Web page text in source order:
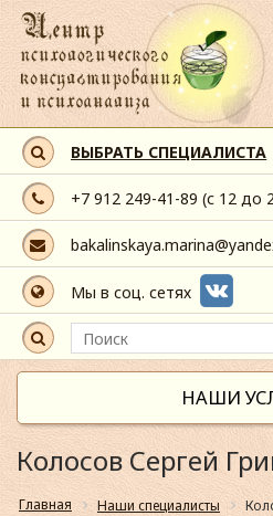
ВЫБРАТЬ СПЕЦИАЛИСТА
+7 912 249-41-89 (с 12 до
Мы в соц. сетях
НАШИ
Колосов Сергей
Главная Наши специалисты